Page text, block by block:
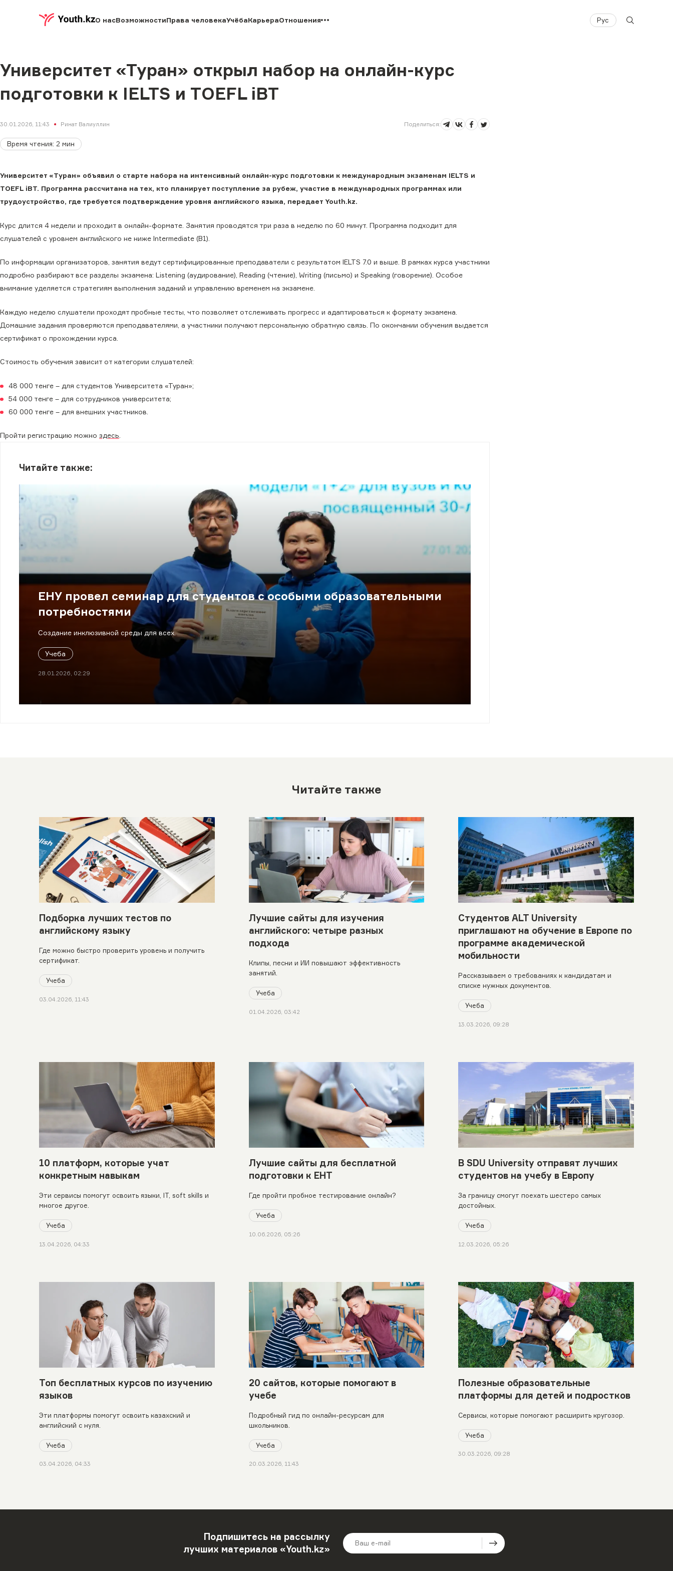
О насВозможностиПрава человекаУчёбаКарьераОтношения Рус
Университет «Туран» открыл набор на онлайн-курс
подготовки к IELTS и TOEFL iBT
30.01.2026, 11:43 Ринат Валиуллин Поделиться:
Время чтения: 2 мин
Университет «Туран» объявил о старте набора на интенсивный онлайн-курс подготовки к международным экзаменам IELTS и
TOEFL iBT. Программа рассчитана на тех, кто планирует поступление за рубеж, участие в международных программах или
трудоустройство, где требуется подтверждение уровня английского языка, передает Youth.kz.
Курс длится 4 недели и проходит в онлайн-формате. Занятия проводятся три раза в неделю по 60 минут. Программа подходит для
слушателей с уровнем английского не ниже Intermediate (B1).
По информации организаторов, занятия ведут сертифицированные преподаватели с результатом IELTS 7.0 и выше. В рамках курса участники
подробно разбирают все разделы экзамена: Listening (аудирование), Reading (чтение), Writing (письмо) и Speaking (говорение). Особое
внимание уделяется стратегиям выполнения заданий и управлению временем на экзамене.
Каждую неделю слушатели проходят пробные тесты, что позволяет отслеживать прогресс и адаптироваться к формату экзамена.
Домашние задания проверяются преподавателями, а участники получают персональную обратную связь. По окончании обучения выдается
сертификат о прохождении курса.
Стоимость обучения зависит от категории слушателей:
48 000 тенге – для студентов Университета «Туран»;
54 000 тенге – для сотрудников университета;
60 000 тенге – для внешних участников.
Пройти регистрацию можно здесь.
Читайте также:
ЕНУ провел семинар для студентов с особыми образовательными
потребностями
Создание инклюзивной среды для всех.
Учеба
28.01.2026, 02:29
Читайте также
Подборка лучших тестов по
английскому языку
Где можно быстро проверить уровень и получить
сертификат.
Учеба
03.04.2026, 11:43
Лучшие сайты для изучения
английского: четыре разных
подхода
Клипы, песни и ИИ повышают эффективность
занятий.
Учеба
01.04.2026, 03:42
Студентов ALT University
приглашают на обучение в Европе по
программе академической
мобильности
Рассказываем о требованиях к кандидатам и
списке нужных документов.
Учеба
13.03.2026, 09:28
10 платформ, которые учат
конкретным навыкам
Эти сервисы помогут освоить языки, IT, soft skills и
многое другое.
Учеба
13.04.2026, 04:33
Лучшие сайты для бесплатной
подготовки к ЕНТ
Где пройти пробное тестирование онлайн?
Учеба
10.06.2026, 05:26
В SDU University отправят лучших
студентов на учебу в Европу
За границу смогут поехать шестеро самых
достойных.
Учеба
12.03.2026, 05:26
Топ бесплатных курсов по изучению
языков
Эти платформы помогут освоить казахский и
английский с нуля.
Учеба
03.04.2026, 04:33
20 сайтов, которые помогают в
учебе
Подробный гид по онлайн-ресурсам для
школьников.
Учеба
20.03.2026, 11:43
Полезные образовательные
платформы для детей и подростков
Сервисы, которые помогают расширить кругозор.
Учеба
30.03.2026, 09:28
Подпишитесь на рассылку
лучших материалов «Youth.kz»